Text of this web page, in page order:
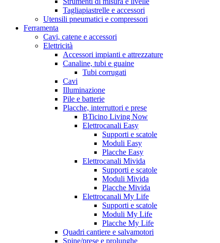
Tagliapiastrelle e accessori
Utensili pneumatici e compressori
Ferramenta
Cavi, catene e accessori
Elettricità
Accessori impianti e attrezzature
Canaline, tubi e guaine
Tubi corrugati
Cavi
Illuminazione
Pile e batterie
Placche, interruttori e prese
BTicino Living Now
Elettrocanali Easy
Supporti e scatole
Moduli Easy
Placche Easy
Elettrocanali Mivida
Supporti e scatole
Moduli Mivida
Placche Mivida
Elettrocanali My Life
Supporti e scatole
Moduli My Life
Placche My Life
Quadri cantiere e salvamotori
Spine/prese e prolunghe